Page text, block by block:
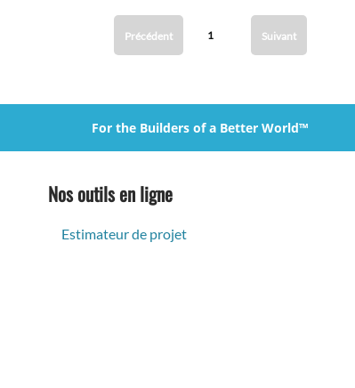
Précédent 1 Suivant
For the Builders of a Better World™
Nos outils en ligne
Estimateur de projet